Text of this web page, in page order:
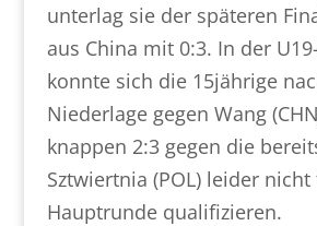
unterlag sie der späteren
aus China mit 0:3. In der
konnte sich die 15jährige
Niederlage gegen Wang
knappen 2:3 gegen die
Sztwiertnia (POL) leider
Hauptrunde qualifizieren.